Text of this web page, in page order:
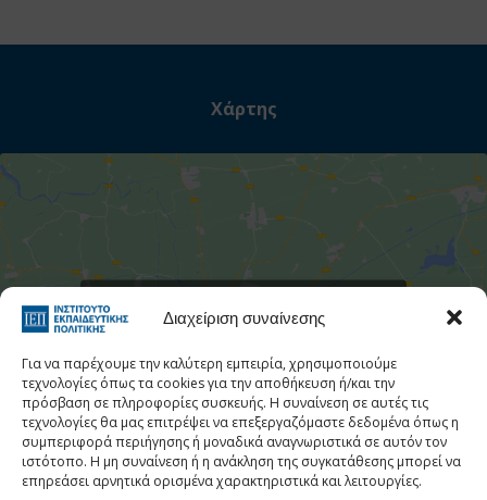
Διαχείριση συναίνεσης
Για να παρέχουμε την καλύτερη εμπειρία, χρησιμοποιούμε
τεχνολογίες όπως τα cookies για την αποθήκευση ή/και την
πρόσβαση σε πληροφορίες συσκευής. Η συναίνεση σε αυτές τις
τεχνολογίες θα μας επιτρέψει να επεξεργαζόμαστε δεδομένα όπως η
συμπεριφορά περιήγησης ή μοναδικά αναγνωριστικά σε αυτόν τον
ιστότοπο. Η μη συναίνεση ή η ανάκληση της συγκατάθεσης μπορεί να
επηρεάσει αρνητικά ορισμένα χαρακτηριστικά και λειτουργίες.
Χάρτης
εμπορικής προώθησης και να
ενεργοποιήσετε αυτό το περιεχόμενο